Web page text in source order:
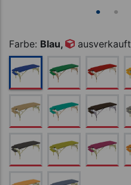
Farbe: Blau, ausverkauft